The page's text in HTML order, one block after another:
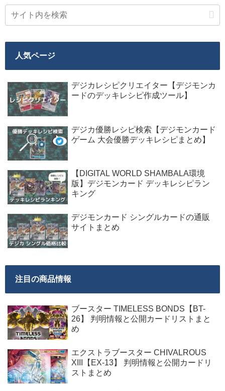
人気ページ
デジカレシピクリエイター【デジモンカ
ードのデッキレシピ作成ツール】
デジカ優勝レシピ検索【デジモンカード
ゲーム 大会優勝デッキレシピまとめ】
【DIGITAL WORLD SHAMBALA環境
版】デジモンカード デッキレシピラン
キング
デジモンカード シングルカードの通販
サイトまとめ
注目の商品情報
ブースター TIMELESS BONDS【BT-
26】 判明情報と公開カードリストまと
め
エクストラブースター CHIVALROUS
XIII【EX-13】 判明情報と公開カードリ
ストまとめ